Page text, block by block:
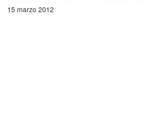
15 marzo 2012